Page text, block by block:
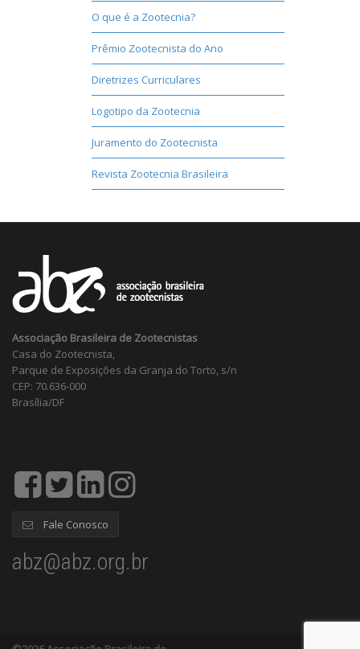
O que é a Zootecnia?
Prêmio Zootecnista do Ano
Diretrizes Curriculares
Logotipo da Zootecnia
Juramento do Zootecnista
Revista Zootecnia Brasileira
Associação Brasileira de Zootecnistas
Casa do Zootecnista,
Parque de Exposições da Granja do Torto, s/n
CEP: 70.636-000
Brasília/DF
Fale Conosco
abz@abz.org.br